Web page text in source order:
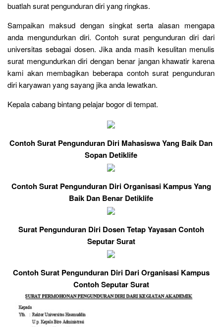
buatlah surat pengunduran diri yang ringkas.
Sampaikan maksud dengan singkat serta alasan mengapa
anda mengundurkan diri. Contoh surat pengunduran diri dari
universitas sebagai dosen. Jika anda masih kesulitan menulis
surat mengundurkan diri dengan benar jangan khawatir karena
kami akan membagikan beberapa contoh surat pengunduran
diri karyawan yang sayang jika anda lewatkan.
Kepala cabang bintang pelajar bogor di tempat.
Contoh Surat Pengunduran Diri Mahasiswa Yang Baik Dan
Sopan Detiklife
Contoh Surat Pengunduran Diri Organisasi Kampus Yang
Baik Dan Benar Detiklife
Surat Pengunduran Diri Dosen Tetap Yayasan Contoh
Seputar Surat
Contoh Surat Pengunduran Diri Dari Organisasi Kampus
Contoh Seputar Surat